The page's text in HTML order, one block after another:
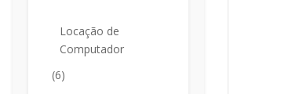
Locação de
Computador
(6)